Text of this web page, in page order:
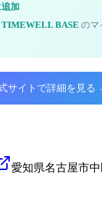
加
TIMEWELL BASE のマ
サイトで詳細を見る
愛知県名古屋市